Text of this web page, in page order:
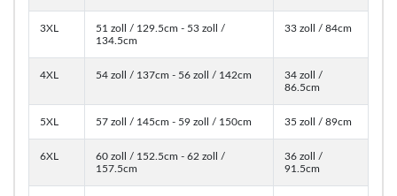
3XL
51 zoll / 129.5cm - 53 zoll /
134.5cm
33 zoll / 84cm
4XL 54 zoll / 137cm - 56 zoll / 142cm
34 zoll /
86.5cm
5XL 57 zoll / 145cm - 59 zoll / 150cm 35 zoll / 89cm
6XL
60 zoll / 152.5cm - 62 zoll /
157.5cm
36 zoll /
91.5cm